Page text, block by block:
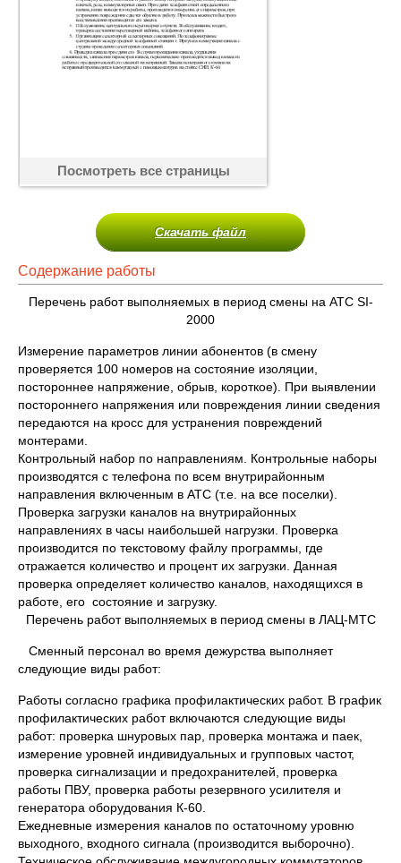
Посмотреть все страницы
Скачать файл
Содержание работы
Перечень работ выполняемых в период смены на АТС SI-
2000
Измерение параметров линии абонентов (в смену
проверяется 100 номеров на состояние изоляции,
постороннее напряжение, обрыв, короткое). При выявлении
постороннего напряжения или повреждения линии сведения
передаются на кросс для устранения повреждений
монтерами.
Контрольный набор по направлениям. Контрольные наборы
производятся с телефона по всем внутрирайонным
направления включенным в АТС (т.е. на все поселки).
Проверка загрузки каналов на внутрирайонных
направлениях в часы наибольшей нагрузки. Проверка
производится по текстовому файлу программы, где
отражается количество и процент их загрузки. Данная
проверка определяет количество каналов, находящихся в
работе, его состояние и загрузку.
Перечень работ выполняемых в период смены в ЛАЦ-МТС
Сменный персонал во время дежурства выполняет
следующие виды работ:
Работы согласно графика профилактических работ. В график
профилактических работ включаются следующие виды
работ: проверка шнуровых пар, проверка монтажа и паек,
измерение уровней индивидуальных и групповых частот,
проверка сигнализации и предохранителей, проверка
работы ПВУ, проверка работы резервного усилителя и
генератора оборудования К-60.
Ежедневные измерения каналов по остаточному уровню
выходного, входного сигнала (производится выборочно).